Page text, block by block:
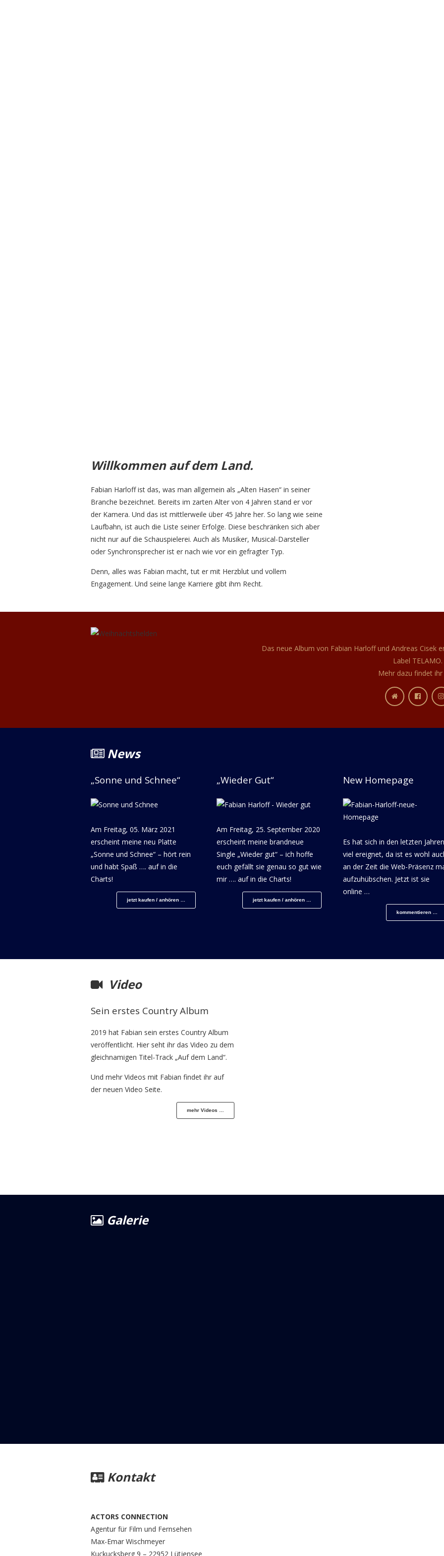
Willkommen auf dem Land.
Fabian Harloff ist das, was man allgemein als „Alten Hasen“ in seiner
Branche bezeichnet. Bereits im zarten Alter von 4 Jahren stand er vor
der Kamera. Und das ist mittlerweile über 45 Jahre her. So lang wie seine
Laufbahn, ist auch die Liste seiner Erfolge. Diese beschränken sich aber
nicht nur auf die Schauspielerei. Auch als Musiker, Musical-Darsteller
oder Synchronsprecher ist er nach wie vor ein gefragter Typ.
Denn, alles was Fabian macht, tut er mit Herzblut und vollem
Engagement. Und seine lange Karriere gibt ihm Recht.
Das neue Album von Fabian Harloff und Andreas Cisek
Label TELAMO.
Mehr dazu findet ihr
News
„Sonne und Schnee“
Am Freitag, 05. März 2021
erscheint meine neu Platte
„Sonne und Schnee“ – hört rein
und habt Spaß …. auf in die
Charts!
jetzt kaufen / anhören …
„Wieder Gut“
Am Freitag, 25. September 2020
erscheint meine brandneue
Single „Wieder gut“ – ich hoffe
euch gefällt sie genau so gut wie
mir …. auf in die Charts!
jetzt kaufen / anhören …
New Homepage
Es hat sich in den letzten Jahren
viel ereignet, da ist es wohl
an der Zeit die Web-Präsenz
aufzuhübschen. Jetzt ist sie
online …
kommentieren …
Video
Sein erstes Country Album
2019 hat Fabian sein erstes Country Album
veröffentlicht. Hier seht ihr das Video zu dem
gleichnamigen Titel-Track „Auf dem Land“.
Und mehr Videos mit Fabian findet ihr auf
der neuen Video Seite.
mehr Videos …
Galerie
Kontakt
ACTORS CONNECTION
Agentur für Film und Fernsehen
Max-Emar Wischmeyer
Kuckucksberg 9 – 22952 Lütjensee